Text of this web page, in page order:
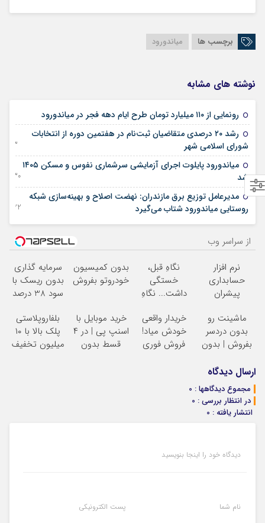
برچسب ها میاندورود
نوشته های مشابه
رونمایی از ۱۱۰ میلیارد تومان طرح ایام دهه فجر در میاندورود
رشد ۲۰ درصدی متقاضیان ثبت‌نام در هفتمین دوره از انتخابات
شورای اسلامی شهر
23 ژانویه 2026
میاندورود پایلوت اجرای آزمایشی سرشماری نفوس و مسکن ۱۴۰۵
شد
30 دسامبر 2025
مدیرعامل توزیع برق مازندران: نهضت اصلاح و بهینه‌سازی شبکه
روستایی میاندورود شتاب می‌گیرد
22 دسامبر 2025
از سراسر وب
نرم افزار
حسابداری
پیشران
نگاهِ قبل،
خستگی
داشت... نگاهِ
بلفا با 25%
تخفیف
بدون کمیسیون
خودروتو بفروش
سرمایه گذاری
بدون ریسک با
سود 38 درصد
ماشینت رو
بدون دردسر
بفروش | بدون
خریدار واقعی
خودش میاد!
فروش فوری
خرید موبایل با
اسنپ پی | در ۴
قسط بدون
بلفاروپلاستی
پلک بالا با ۱۰
میلیون تخفیف
ارسال دیدگاه
مجموع دیدگاهها : 0
در انتظار بررسی : 0
انتشار یافته : 0
دیدگاه خود را اینجا بنویسید
نام شما پست الکترونیکی